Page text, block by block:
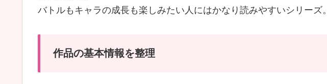
バトルもキャラの成長も楽しみたい人にはかなり読みやすいシリーズ。
作品の基本情報を整理